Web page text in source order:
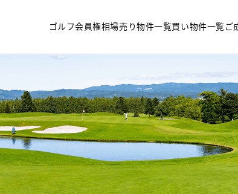
ゴルフ会員権相場売り物件一覧買い物件一覧ご